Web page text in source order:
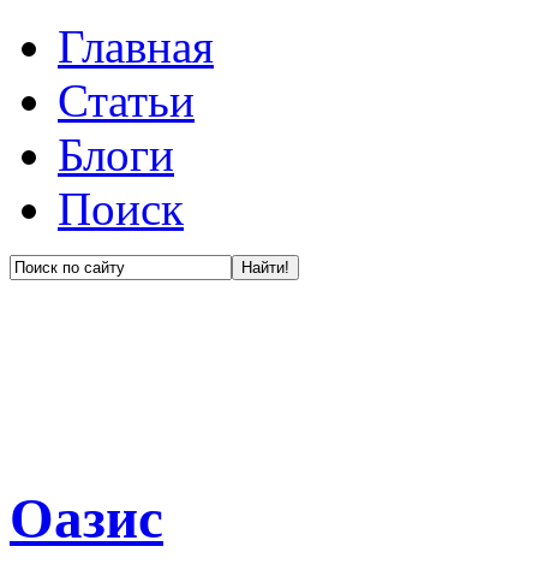
Главная
Статьи
Блоги
Поиск
Оазис